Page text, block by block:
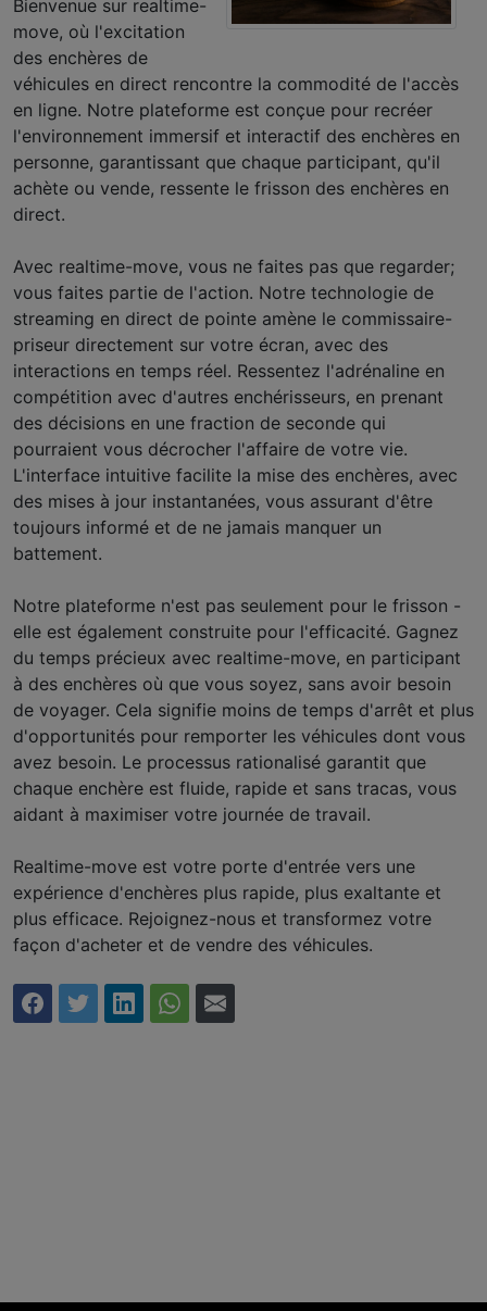
Bienvenue sur realtime-
move, où l'excitation
des enchères de
véhicules en direct rencontre la commodité de l'accès
en ligne. Notre plateforme est conçue pour recréer
l'environnement immersif et interactif des enchères en
personne, garantissant que chaque participant, qu'il
achète ou vende, ressente le frisson des enchères en
direct.
Avec realtime-move, vous ne faites pas que regarder;
vous faites partie de l'action. Notre technologie de
streaming en direct de pointe amène le commissaire-
priseur directement sur votre écran, avec des
interactions en temps réel. Ressentez l'adrénaline en
compétition avec d'autres enchérisseurs, en prenant
des décisions en une fraction de seconde qui
pourraient vous décrocher l'affaire de votre vie.
L'interface intuitive facilite la mise des enchères, avec
des mises à jour instantanées, vous assurant d'être
toujours informé et de ne jamais manquer un
battement.
Notre plateforme n'est pas seulement pour le frisson -
elle est également construite pour l'efficacité. Gagnez
du temps précieux avec realtime-move, en participant
à des enchères où que vous soyez, sans avoir besoin
de voyager. Cela signifie moins de temps d'arrêt et plus
d'opportunités pour remporter les véhicules dont vous
avez besoin. Le processus rationalisé garantit que
chaque enchère est fluide, rapide et sans tracas, vous
aidant à maximiser votre journée de travail.
Realtime-move est votre porte d'entrée vers une
expérience d'enchères plus rapide, plus exaltante et
plus efficace. Rejoignez-nous et transformez votre
façon d'acheter et de vendre des véhicules.